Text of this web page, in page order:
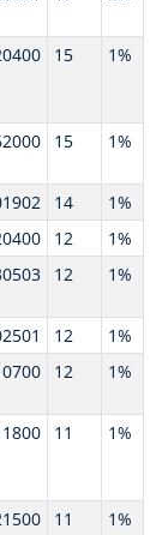
15 1%
15 1%
14
1%
12
1%
12 1%
12
1%
12 1%
11 1%
11 1%